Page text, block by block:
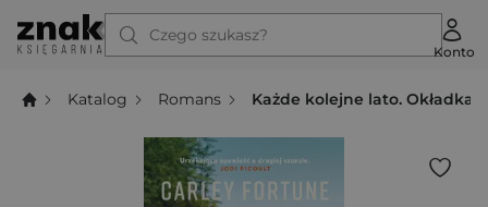
Czego szukasz?
Konto
Katalog Romans Każde kolejne lato. Okładka